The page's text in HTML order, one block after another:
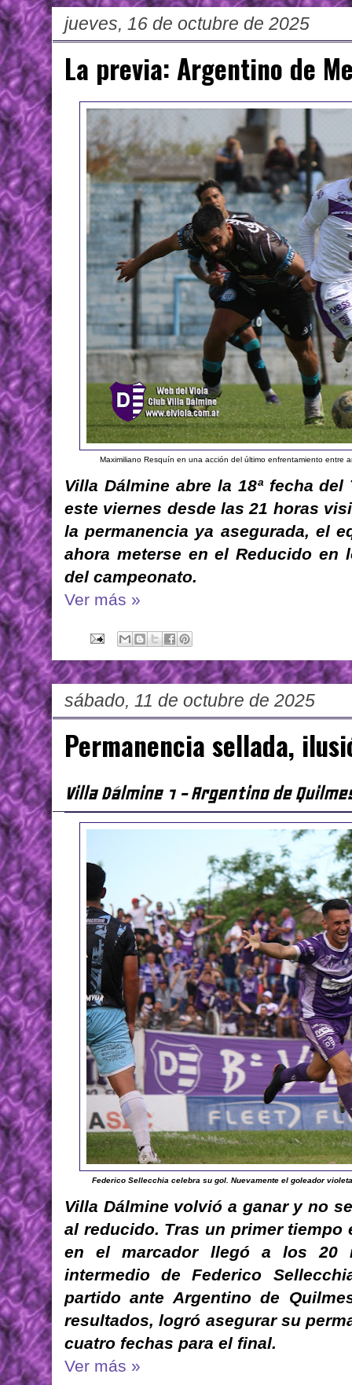
jueves, 16 de octubre de 2025
La previa: Argentino de
Maximiliano Resquín en una acción del último enfrentamiento entre
Villa Dálmine abre la 18ª fecha
este viernes desde las 21 horas
la permanencia ya asegurada, el
ahora meterse en el Reducido
del campeonato.
Ver más »
sábado, 11 de octubre de 2025
Permanencia sellada,
Villa Dálmine 1 - Argentino de
Federico Sellecchia celebra su gol. Nuevamente el goleador
Villa Dálmine volvió a ganar y no
al reducido. Tras un primer
en el marcador llegó a los 20
intermedio de Federico
partido ante Argentino de
resultados, logró asegurar su
cuatro fechas para el final.
Ver más »